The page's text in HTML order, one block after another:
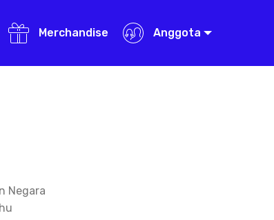
Merchandise Anggota
Negara